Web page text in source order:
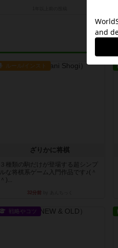
ルール/インスト
ざりかに将棋
３種類の駒だけが登場する超シンプ
ルな将棋系ゲーム入門作品です♪(＾
＾)...
32分前
戦略やコツ